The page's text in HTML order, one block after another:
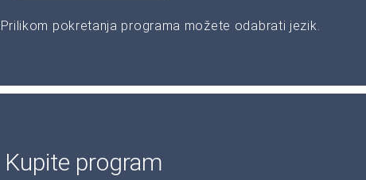
Prilikom pokretanja programa možete odabrati jezik.
Kupite program